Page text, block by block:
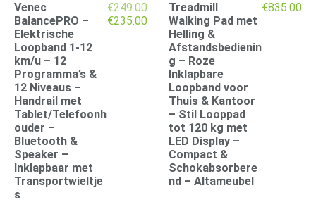
Venec
BalancePRO –
Elektrische
Loopband 1-12
km/u – 12
Programma’s &
12 Niveaus –
Handrail met
Tablet/Telefoonh
ouder –
Bluetooth &
Speaker –
Inklapbaar met
Transportwieltje
s
€249.00
Oorspronkelijke
€235.00Huidige
€235.00.
Treadmill
Walking Pad met
Helling &
Afstandsbedienin
g – Roze
Inklapbare
Loopband voor
Thuis & Kantoor
– Stil Looppad
tot 120 kg met
LED Display –
Compact &
Schokabsorbere
nd – Altameubel
€835.00